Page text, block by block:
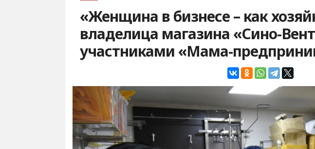
«Женщина в бизнесе – как
владелица магазина «Сино-
участниками «Мама-